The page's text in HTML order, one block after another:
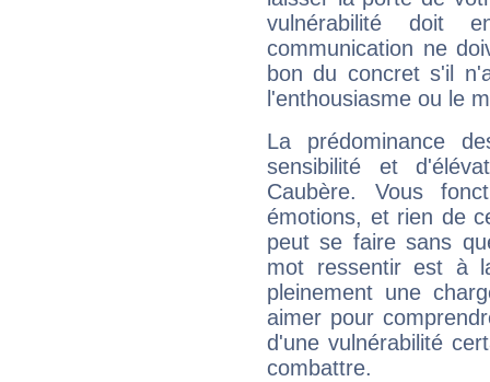
vulnérabilité doit
communication ne
bon du concret s'il
l'enthousiasme ou le
La prédominance
sensibilité et
Caubère. Vous
émotions, et rien de
peut se faire sans
mot ressentir est à
pleinement une
aimer pour
d'une vulnérabilité
combattre.